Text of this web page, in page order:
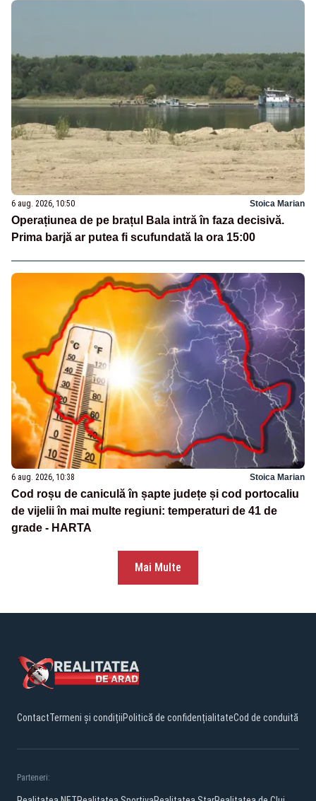
6 aug. 2026, 10:50 Stoica Marian
Operațiunea de pe brațul Bala intră în faza decisivă.
Prima barjă ar putea fi scufundată la ora 15:00
6 aug. 2026, 10:38 Stoica Marian
Cod roșu de caniculă în șapte județe și cod portocaliu
de vijelii în mai multe regiuni: temperaturi de 41 de
grade - HARTA
Mai Multe
ContactTermeni și condițiiPolitică de confidențialitateCod de conduită
Parteneri: